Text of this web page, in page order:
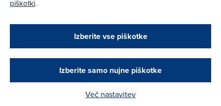
Zapri
Podarjamo vam 10 €!
Obstoječi in novi AMZS člani, ki boste v AMZS
opravili registracijo vozila, boste prejeli
vrednostno darilno kartico z dobroimetjem v višini
Kako do darila?
Pravno obvestilo
Pri spletni včlanitvi so podprta naslednja plačilna sredstva:
piškotki.
Izberite vse piškotke
Izberite samo nujne piškotke
Več nastavitev